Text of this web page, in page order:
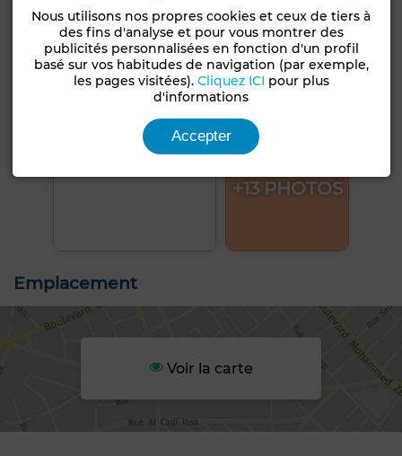
+13 PHOTOS
Emplacement
Voir la carte
Nous utilisons nos propres cookies et ceux de tiers à
des fins d'analyse et pour vous montrer des
publicités personnalisées en fonction d'un profil
basé sur vos habitudes de navigation (par exemple,
les pages visitées). Cliquez ICI pour plus
d'informations
Accepter